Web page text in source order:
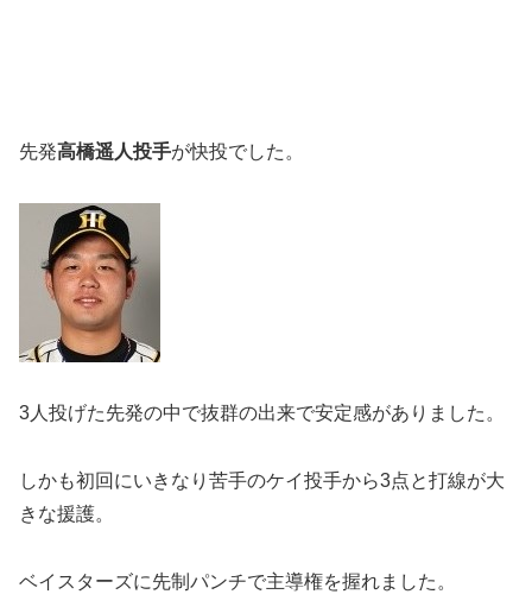
先発高橋遥人投手が快投でした。
3人投げた先発の中で抜群の出来で安定感がありました。
しかも初回にいきなり苦手のケイ投手から3点と打線が大
きな援護。
ベイスターズに先制パンチで主導権を握れました。